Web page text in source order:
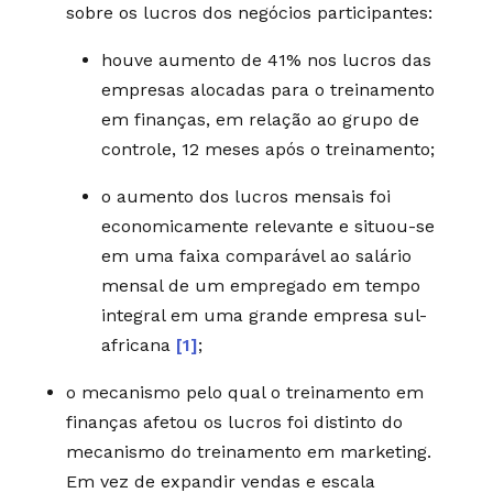
sobre os lucros dos negócios participantes:
houve aumento de 41% nos lucros das
empresas alocadas para o treinamento
em finanças, em relação ao grupo de
controle, 12 meses após o treinamento;
o aumento dos lucros mensais foi
economicamente relevante e situou-se
em uma faixa comparável ao salário
mensal de um empregado em tempo
integral em uma grande empresa sul-
africana [1];
o mecanismo pelo qual o treinamento em
finanças afetou os lucros foi distinto do
mecanismo do treinamento em marketing.
Em vez de expandir vendas e escala